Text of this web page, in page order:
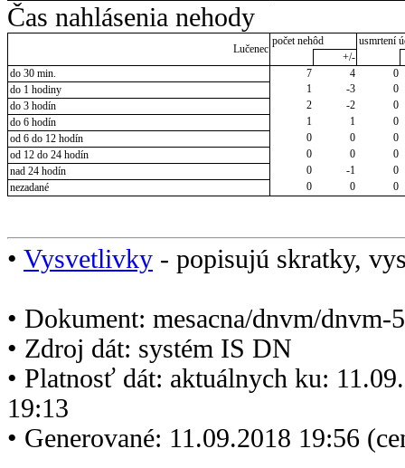
Čas nahlásenia nehody
Lučenec
počet nehôd
usmrtení
+/-
do 30 min.
7 4
0
do 1 hodiny
1 -3
0
do 3 hodín
2 -2
0
do 6 hodín
1 1
0
od 6 do 12 hodín
0 0
0
od 12 do 24 hodín
0 0
0
nad 24 hodín
0 -1
0
nezadané
0 0 0
• Vysvetlivky - popisujú skratky,
• Dokument: mesacna/dnvm/dnvm-
• Zdroj dát: systém IS DN
• Platnosť dát: aktuálnych ku:
19:13
• Generované: 11.09.2018 19:56